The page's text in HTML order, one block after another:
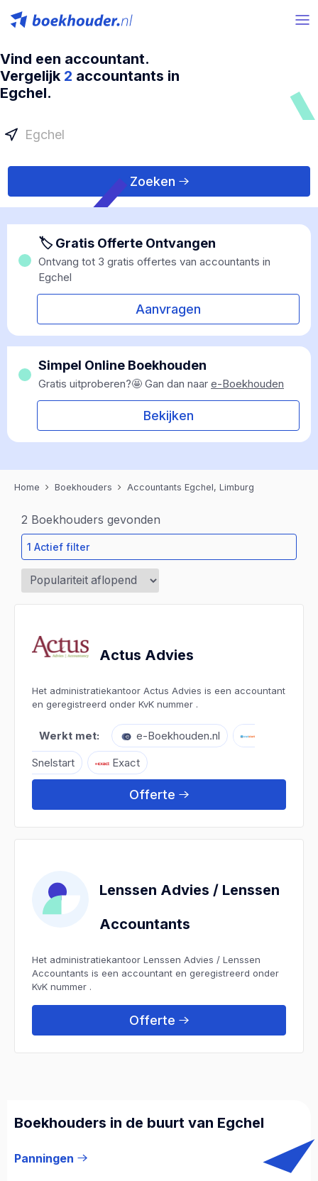
Vind een accountant.
Vergelijk 2 accountants in
Egchel.
Zoeken
🏷 Gratis Offerte Ontvangen
Ontvang tot 3 gratis offertes van accountants in
Egchel
Aanvragen
Simpel Online Boekhouden
Gratis uitproberen?🤩 Gan dan naar e-Boekhouden
Bekijken
Home Boekhouders Accountants Egchel, Limburg
2 Boekhouders gevonden
1 Actief filter
Actus Advies
Het administratiekantoor Actus Advies is een accountant
en geregistreerd onder KvK nummer .
Werkt met:
e-Boekhouden.nl
Snelstart
Exact
Offerte
Lenssen Advies / Lenssen
Accountants
Het administratiekantoor Lenssen Advies / Lenssen
Accountants is een accountant en geregistreerd onder
KvK nummer .
Offerte
Boekhouders in de buurt van Egchel
Panningen